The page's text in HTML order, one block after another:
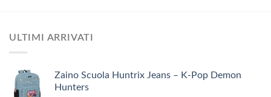
ULTIMI ARRIVATI
Zaino Scuola Huntrix Jeans – K-Pop Demon
Hunters